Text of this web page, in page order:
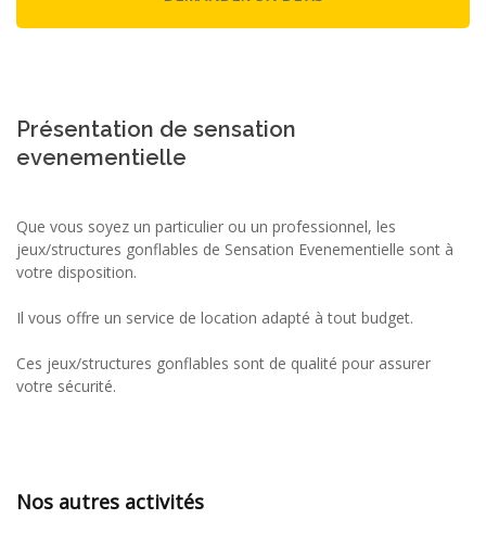
Présentation de sensation
evenementielle
Que vous soyez un particulier ou un professionnel, les
jeux/structures gonflables de Sensation Evenementielle sont à
votre disposition.
Il vous offre un service de location adapté à tout budget.
Ces jeux/structures gonflables sont de qualité pour assurer
votre sécurité.
Nos autres activités